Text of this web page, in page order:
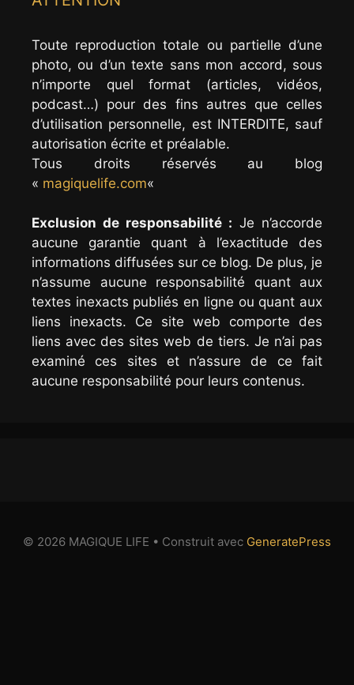
Toute reproduction totale ou partielle d’une
photo, ou d’un texte sans mon accord, sous
n’importe quel format (articles, vidéos,
podcast…) pour des fins autres que celles
d’utilisation personnelle, est INTERDITE, sauf
autorisation écrite et préalable.
Tous droits réservés au blog
« magiquelife.com«
Exclusion de responsabilité : Je n’accorde
aucune garantie quant à l’exactitude des
informations diffusées sur ce blog. De plus, je
n’assume aucune responsabilité quant aux
textes inexacts publiés en ligne ou quant aux
liens inexacts. Ce site web comporte des
liens avec des sites web de tiers. Je n’ai pas
examiné ces sites et n’assure de ce fait
aucune responsabilité pour leurs contenus.
© 2026 MAGIQUE LIFE • Construit avec GeneratePress